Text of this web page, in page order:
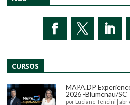
CURSOS
MAPA.DP
2026 -Blumenau/SC
por Luciane Tencini | abr